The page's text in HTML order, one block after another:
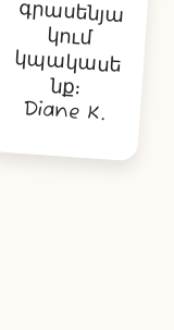
նք։
Diane K.